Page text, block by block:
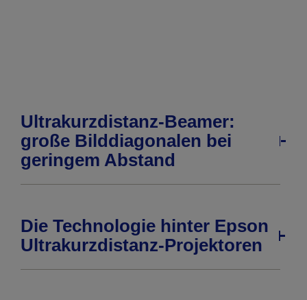
Ultrakurzdistanz-Beamer:
große Bilddiagonalen bei
geringem Abstand
Die Technologie hinter Epson
Ultrakurzdistanz-Projektoren